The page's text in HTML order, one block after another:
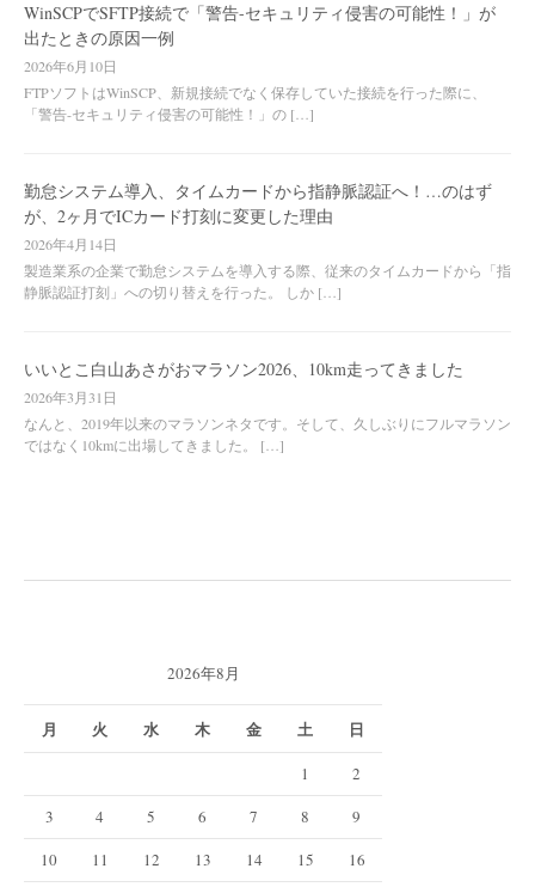
WinSCPでSFTP接続で「警告-セキュリティ侵害の可能性！」が
出たときの原因一例
2026年6月10日
FTPソフトはWinSCP、新規接続でなく保存していた接続を行った際に、
「警告-セキュリティ侵害の可能性！」の […]
勤怠システム導入、タイムカードから指静脈認証へ！…のはず
が、2ヶ月でICカード打刻に変更した理由
2026年4月14日
製造業系の企業で勤怠システムを導入する際、従来のタイムカードから「指
静脈認証打刻」への切り替えを行った。 しか […]
いいとこ白山あさがおマラソン2026、10km走ってきました
2026年3月31日
なんと、2019年以来のマラソンネタです。そして、久しぶりにフルマラソン
ではなく10kmに出場してきました。 […]
2026年8月
月 火 水 木 金 土 日
1
2
3
4 5 6 7 8
9
10
11 12 13 14 15 16